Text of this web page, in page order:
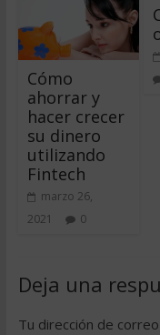
Cómo
ahorrar y
hacer crecer
su dinero
utilizando
Fintech
marzo 26,
2021
0
Deja una
Tu dirección de